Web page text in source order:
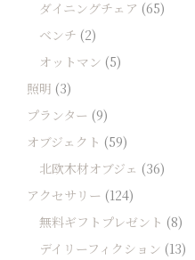
ダイニングチェア (65)
ベンチ (2)
オットマン (5)
照明 (3)
プランター (9)
オブジェクト (59)
北欧木材オブジェ (36)
アクセサリー (124)
無料ギフトプレゼント (8)
デイリーフィクション (13)